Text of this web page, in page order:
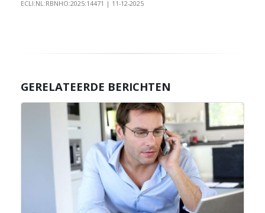
ECLI:NL:RBNHO:2025:14471 | 11-12-2025
GERELATEERDE BERICHTEN